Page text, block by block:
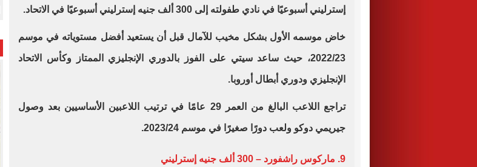
إسترليني أسبوعيًا في نادي طفولته إلى 300 ألف جنيه إسترليني أسبوعيًا في الاتحاد.
خاض موسمه الأول بشكل مخيب للآمال قبل أن يستعيد أفضل مستوياته في موسم
2022/23، حيث ساعد سيتي على الفوز بالدوري الإنجليزي الممتاز وكأس الاتحاد
الإنجليزي ودوري أبطال أوروبا.
تراجع اللاعب البالغ من العمر 29 عامًا في ترتيب اللاعبين الأساسيين بعد وصول
جيريمي دوكو ولعب دورًا صغيرًا في موسم 2023/24.
9. ماركوس راشفورد – 300 ألف جنيه إسترليني